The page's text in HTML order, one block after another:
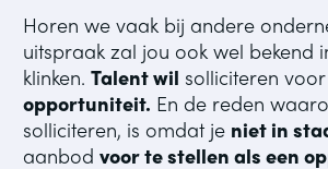
Horen we vaak bij andere
uitspraak zal jou ook wel bekend
klinken. Talent wil
opportuniteit. En de reden
solliciteren, is omdat je niet in
aanbod voor te stellen als een